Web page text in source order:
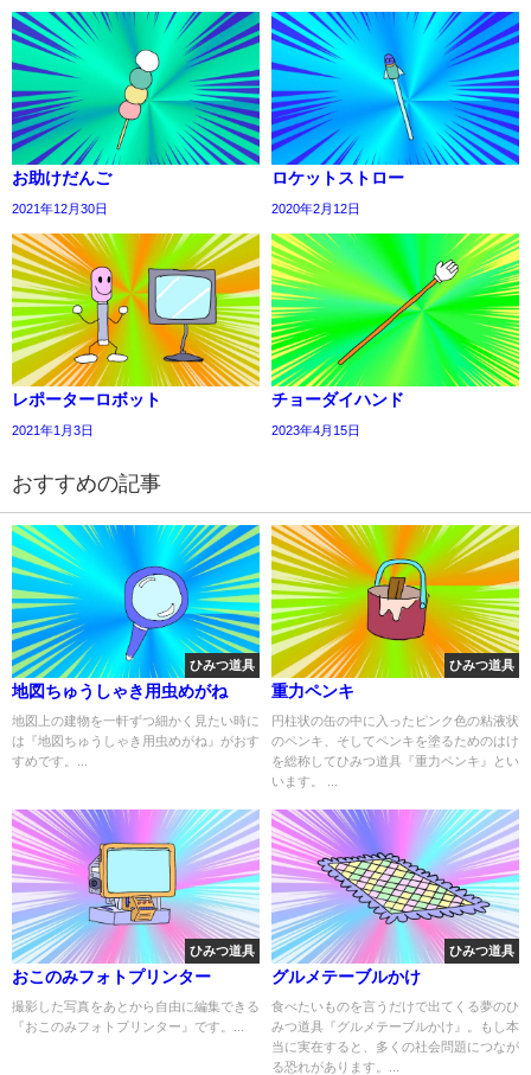
お助けだんご
2021年12月30日
ロケットストロー
2020年2月12日
レポーターロボット
2021年1月3日
チョーダイハンド
2023年4月15日
おすすめの記事
ひみつ道具
地図ちゅうしゃき用虫めがね
地図上の建物を一軒ずつ細かく見たい時に
は『地図ちゅうしゃき用虫めがね』がおす
すめです。...
ひみつ道具
重力ペンキ
円柱状の缶の中に入ったピンク色の粘液状
のペンキ、そしてペンキを塗るためのはけ
を総称してひみつ道具『重力ペンキ』とい
います。 ...
ひみつ道具
おこのみフォトプリンター
撮影した写真をあとから自由に編集できる
『おこのみフォトプリンター』です。...
ひみつ道具
グルメテーブルかけ
食べたいものを言うだけで出てくる夢のひ
みつ道具『グルメテーブルかけ』。もし本
当に実在すると、多くの社会問題につなが
る恐れがあります。...